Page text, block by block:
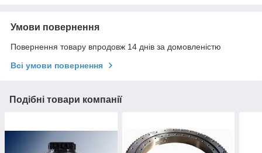
Умови повернення
Повернення товару впродовж 14 днів за домовленістю
Всі умови повернення
Подібні товари компанії